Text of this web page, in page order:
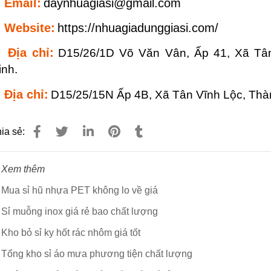
Email: daynhuagiasi@gmail.com
Website: https://nhuagiadunggiasi.com/
Địa chỉ: D15/26/1D Võ Văn Vân, Ấp 41, Xã
Địa chỉ: D15/25/15N Ấp 4B, Xã Tân Vĩnh Lộc,
sẻ:
thêm
Mua sỉ hũ nhựa PET không lo về giá
Sỉ muỗng inox giá rẻ bao chất lượng
Kho bỏ sỉ ky hốt rác nhôm giá tốt
Tổng kho sỉ áo mưa phương tiện chất lượng